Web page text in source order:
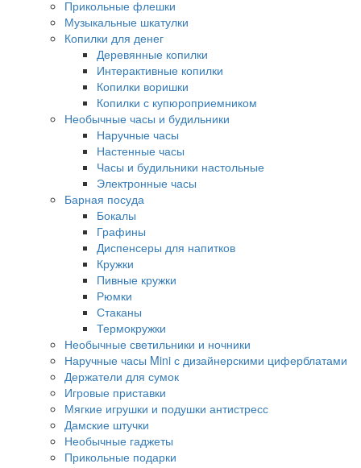
Прикольные флешки
Музыкальные шкатулки
Копилки для денег
Деревянные копилки
Интерактивные копилки
Копилки воришки
Копилки с купюроприемником
Необычные часы и будильники
Наручные часы
Настенные часы
Часы и будильники настольные
Электронные часы
Барная посуда
Бокалы
Графины
Диспенсеры для напитков
Кружки
Пивные кружки
Рюмки
Стаканы
Термокружки
Необычные светильники и ночники
Наручные часы Mini с дизайнерскими циферблатами
Держатели для сумок
Игровые приставки
Мягкие игрушки и подушки антистресс
Дамские штучки
Необычные гаджеты
Прикольные подарки